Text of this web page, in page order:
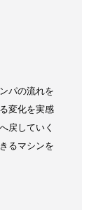
パの流れを
変化を実感
戻していく
るマシンを